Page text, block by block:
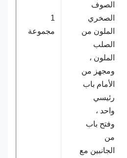
الصوف
الصخري
الملون من
الصلب
الملون ،
ومجهز من
الأمام باب
رئيسي
واحد ،
وفتح باب
الجانبين مع
مجموعة